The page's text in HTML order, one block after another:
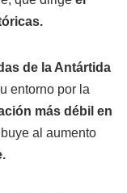
de la Antártida
entorno por la
más débil en
al aumento